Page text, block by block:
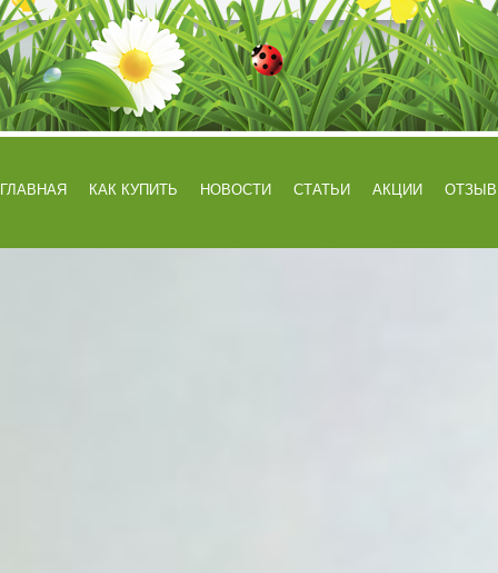
ГЛАВНАЯ КАК КУПИТЬ НОВОСТИ СТАТЬИ АКЦИИ